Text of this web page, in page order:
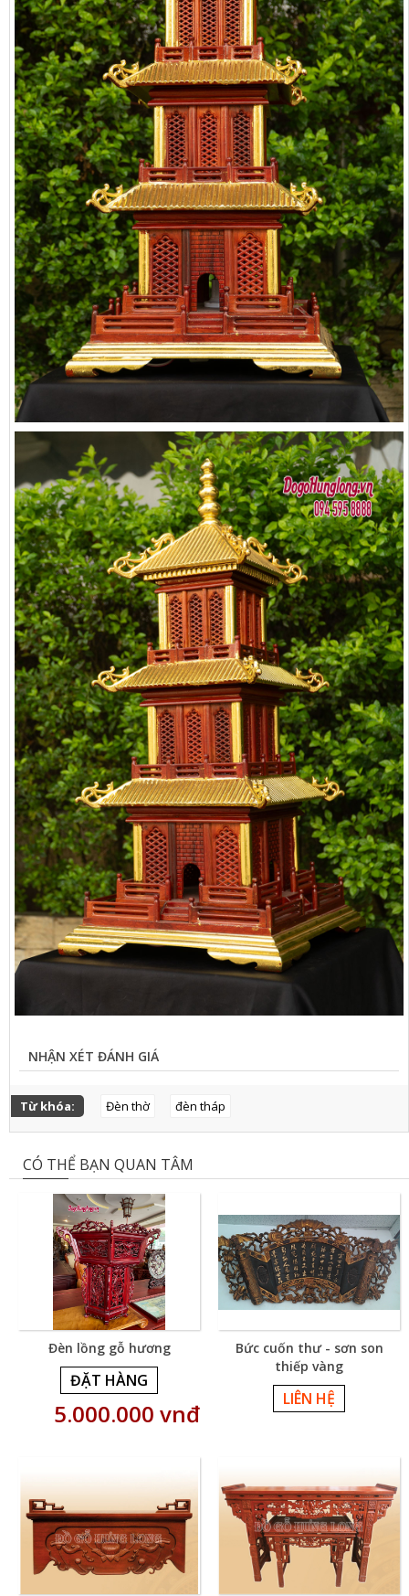
NHẬN XÉT ĐÁNH GIÁ
Từ khóa: Đèn thờ đèn tháp
CÓ THỂ BẠN QUAN TÂM
Đèn lồng gỗ hương
ĐẶT HÀNG
5.000.000 vnđ
Bức cuốn thư - sơn son
thiếp vàng
LIÊN HỆ